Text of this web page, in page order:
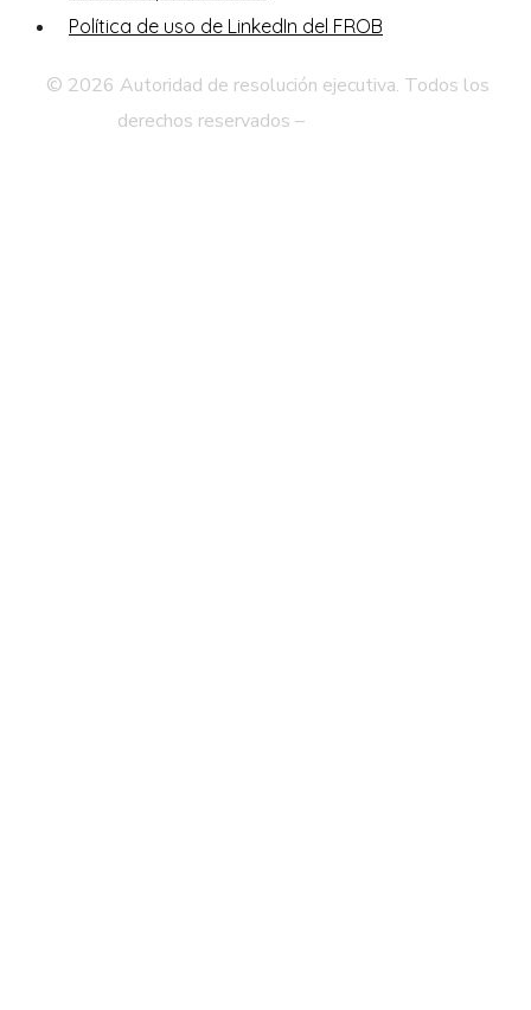
Política de uso de LinkedIn del FROB
© 2026 Autoridad de resolución ejecutiva. Todos los
derechos reservados –